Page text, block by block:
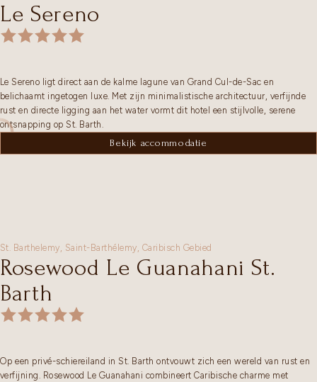
Le Sereno
Le Sereno ligt direct aan de kalme lagune van Grand Cul-de-Sac en
belichaamt ingetogen luxe. Met zijn minimalistische architectuur, verfijnde
rust en directe ligging aan het water vormt dit hotel een stijlvolle, serene
ontsnapping op St. Barth.
Bekijk accommodatie
St. Barthelemy, Saint-Barthélemy, Caribisch Gebied
Rosewood Le Guanahani St.
Barth
Op een privé-schiereiland in St. Barth ontvouwt zich een wereld van rust en
verfijning. Rosewood Le Guanahani combineert Caribische charme met